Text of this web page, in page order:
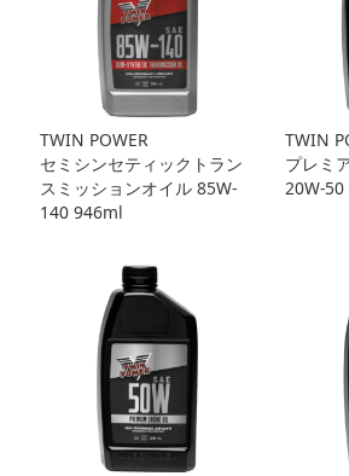
TWIN POWER
セミシンセティックトラン
スミッションオイル 85W-
140 946ml
TWIN
プレミ
20W-